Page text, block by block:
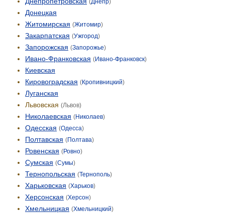
Донецкая
Житомирская (Житомир)
Закарпатская (Ужгород)
Запорожская (Запорожье)
Ивано-Франковская (Ивано-Франковск)
Киевская
Кировоградская (Кропивницкий)
Луганская
Львовская (Львов)
Николаевская (Николаев)
Одесская (Одесса)
Полтавская (Полтава)
Ровенская (Ровно)
Сумская (Сумы)
Тернопольская (Тернополь)
Харьковская (Харьков)
Херсонская (Херсон)
Хмельницкая (Хмельницкий)